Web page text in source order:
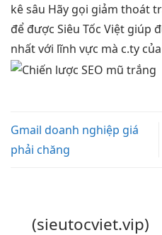
kê sâu Hãy gọi giảm thoát
để được Siêu Tốc Việt giúp
nhất với lĩnh vực mà c.ty
Gmail doanh nghiệp giá
phải chăng
(sieutocviet.vip)